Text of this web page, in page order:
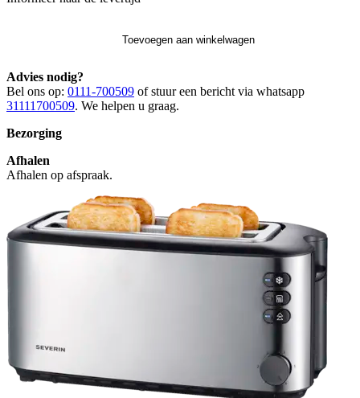
Toevoegen aan winkelwagen
Advies nodig?
Bel ons op: 0111-700509 of stuur een bericht via whatsapp
31111700509. We helpen u graag.
Bezorging
Afhalen
Afhalen op afspraak.